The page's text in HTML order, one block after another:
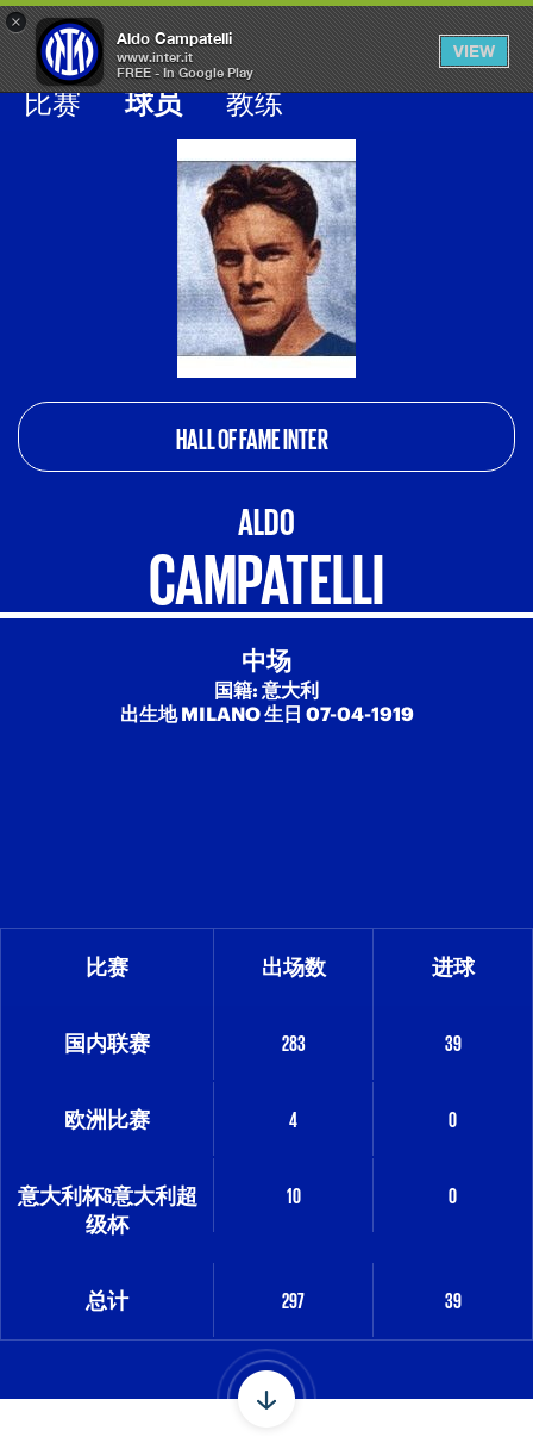
×
Aldo Campatelli
www.inter.it
FREE - In Google Play
VIEW
OPEN
MENU
比赛 球员 教练
Galleria calciatori inter
HALL OF FAME INTER
ALDO
CAMPATELLI
中场
国籍: 意大利
出生地 MILANO 生日 07-04-1919
比赛 出场数 进球
国内联赛 283 39
欧洲比赛 4 0
意大利杯&意大利超
级杯
10 0
总计 297 39